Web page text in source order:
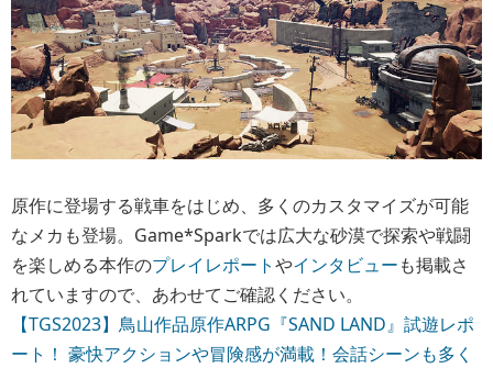
原作に登場する戦車をはじめ、多くのカスタマイズが可能
なメカも登場。Game*Sparkでは広大な砂漠で探索や戦闘
を楽しめる本作のプレイレポートやインタビューも掲載さ
れていますので、あわせてご確認ください。
【TGS2023】鳥山作品原作ARPG『SAND LAND』試遊レポ
ート！ 豪快アクションや冒険感が満載！会話シーンも多く